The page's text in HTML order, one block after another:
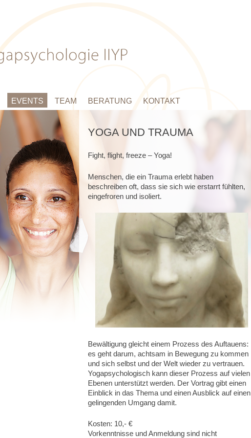
EVENTS TEAM BERATUNG KONTAKT
YOGA UND TRAUMA
Fight, flight, freeze – Yoga!
Menschen, die ein Trauma erlebt haben
beschreiben oft, dass sie sich wie erstarrt fühlten,
eingefroren und isoliert.
Bewältigung gleicht einem Prozess des Auftauens:
es geht darum, achtsam in Bewegung zu kommen
und sich selbst und der Welt wieder zu vertrauen.
Yogapsychologisch kann dieser Prozess auf vielen
Ebenen unterstützt werden. Der Vortrag gibt einen
Einblick in das Thema und einen Ausblick auf einen
gelingenden Umgang damit.
Kosten: 10,- €
Vorkenntnisse und Anmeldung sind nicht